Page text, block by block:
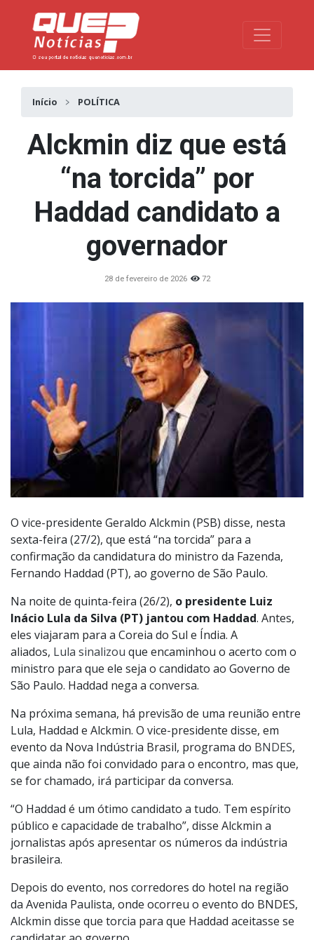
Toggle
Início POLÍTICA
Alckmin diz que está
“na torcida” por
Haddad candidato a
governador
28 de fevereiro de 2026 72
O vice-presidente Geraldo Alckmin (PSB) disse, nesta
sexta-feira (27/2), que está “na torcida” para a
confirmação da candidatura do ministro da Fazenda,
Fernando Haddad (PT), ao governo de São Paulo.
Na noite de quinta-feira (26/2), o presidente Luiz
Inácio Lula da Silva (PT) jantou com Haddad. Antes,
eles viajaram para a Coreia do Sul e Índia. A
aliados, Lula sinalizou que encaminhou o acerto com o
ministro para que ele seja o candidato ao Governo de
São Paulo. Haddad nega a conversa.
Na próxima semana, há previsão de uma reunião entre
Lula, Haddad e Alckmin. O vice-presidente disse, em
evento da Nova Indústria Brasil, programa do BNDES,
que ainda não foi convidado para o encontro, mas que,
se for chamado, irá participar da conversa.
“O Haddad é um ótimo candidato a tudo. Tem espírito
público e capacidade de trabalho”, disse Alckmin a
jornalistas após apresentar os números da indústria
brasileira.
Depois do evento, nos corredores do hotel na região
da Avenida Paulista, onde ocorreu o evento do BNDES,
Alckmin disse que torcia para que Haddad aceitasse se